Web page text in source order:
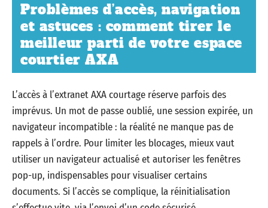
Problèmes d’accès, navigation
et astuces : comment tirer le
meilleur parti de votre espace
courtier AXA
L’accès à l’extranet AXA courtage réserve parfois des
imprévus. Un mot de passe oublié, une session expirée, un
navigateur incompatible : la réalité ne manque pas de
rappels à l’ordre. Pour limiter les blocages, mieux vaut
utiliser un navigateur actualisé et autoriser les fenêtres
pop-up, indispensables pour visualiser certains
documents. Si l’accès se complique, la réinitialisation